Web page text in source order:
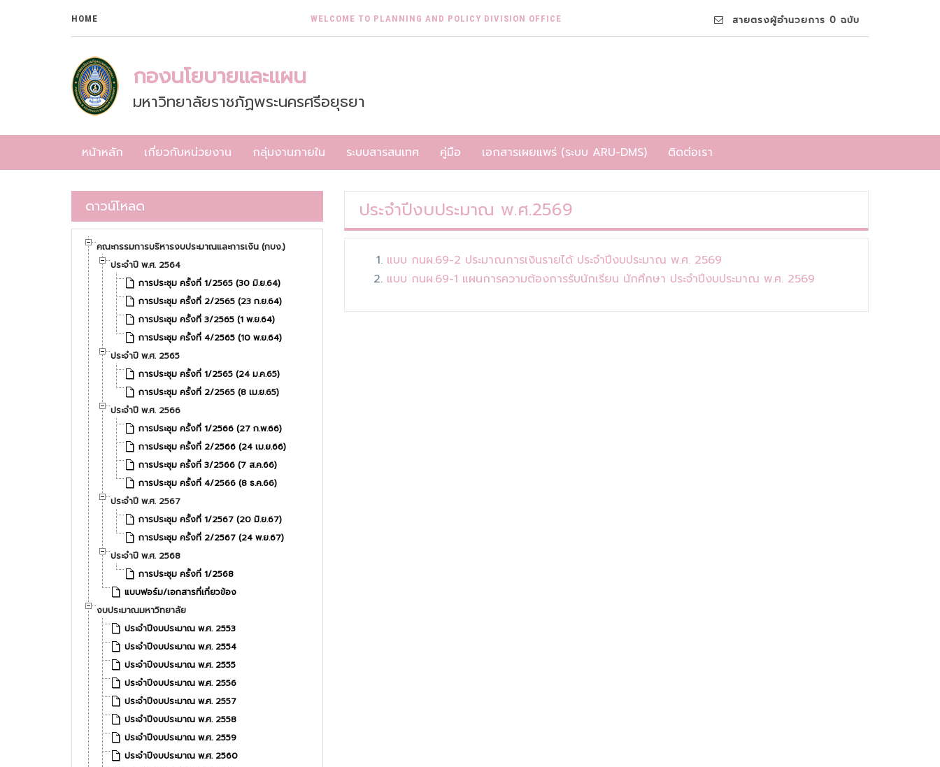
HOME WELCOME TO PLANNING AND POLICY DIVISION OFFICE สายตรงผู้อำนวยการ 0 ฉบับ
กองนโยบายและแผน
มหาวิทยาลัยราชภัฏพระนครศรีอยุธยา
หน้าหลัก เกี่ยวกับหน่วยงาน กลุ่มงานภายใน ระบบสารสนเทศ คู่มือ เอกสารเผยแพร่ (ระบบ ARU-DMS) ติดต่อเรา
ดาวน์โหลด
คณะกรรมการบริหารงบประมาณและการเงิน (กบง.)
ประจำปี พ.ศ. 2564
การประชุม ครั้งที่ 1/2565 (30 มิ.ย.64)
การประชุม ครั้งที่ 2/2565 (23 ก.ย.64)
การประชุม ครั้งที่ 3/2565 (1 พ.ย.64)
การประชุม ครั้งที่ 4/2565 (10 พ.ย.64)
ประจำปี พ.ศ. 2565
การประชุม ครั้งที่ 1/2565 (24 ม.ค.65)
การประชุม ครั้งที่ 2/2565 (8 เม.ย.65)
ประจำปี พ.ศ. 2566
การประชุม ครั้งที่ 1/2566 (27 ก.พ.66)
การประชุม ครั้งที่ 2/2566 (24 เม.ย.66)
การประชุม ครั้งที่ 3/2566 (7 ส.ค.66)
การประชุม ครั้งที่ 4/2566 (8 ธ.ค.66)
ประจำปี พ.ศ. 2567
การประชุม ครั้งที่ 1/2567 (20 มิ.ย.67)
การประชุม ครั้งที่ 2/2567 (24 พ.ย.67)
ประจำปี พ.ศ. 2568
การประชุม ครั้งที่ 1/2568
แบบฟอร์ม/เอกสารที่เกี่ยวข้อง
งบประมาณมหาวิทยาลัย
ประจำปีงบประมาณ พ.ศ. 2553
ประจำปีงบประมาณ พ.ศ. 2554
ประจำปีงบประมาณ พ.ศ. 2555
ประจำปีงบประมาณ พ.ศ. 2556
ประจำปีงบประมาณ พ.ศ. 2557
ประจำปีงบประมาณ พ.ศ. 2558
ประจำปีงบประมาณ พ.ศ. 2559
ประจำปีงบประมาณ พ.ศ. 2560
ประจำปีงบประมาณ พ.ศ.2569
แบบ กนผ.69-2 ประมาณการเงินรายได้ ประจำปีงบประมาณ พ.ศ. 2569
แบบ กนผ.69-1 แผนการความต้องการรับนักเรียน นักศึกษา ประจำปีงบประมาณ พ.ศ. 2569